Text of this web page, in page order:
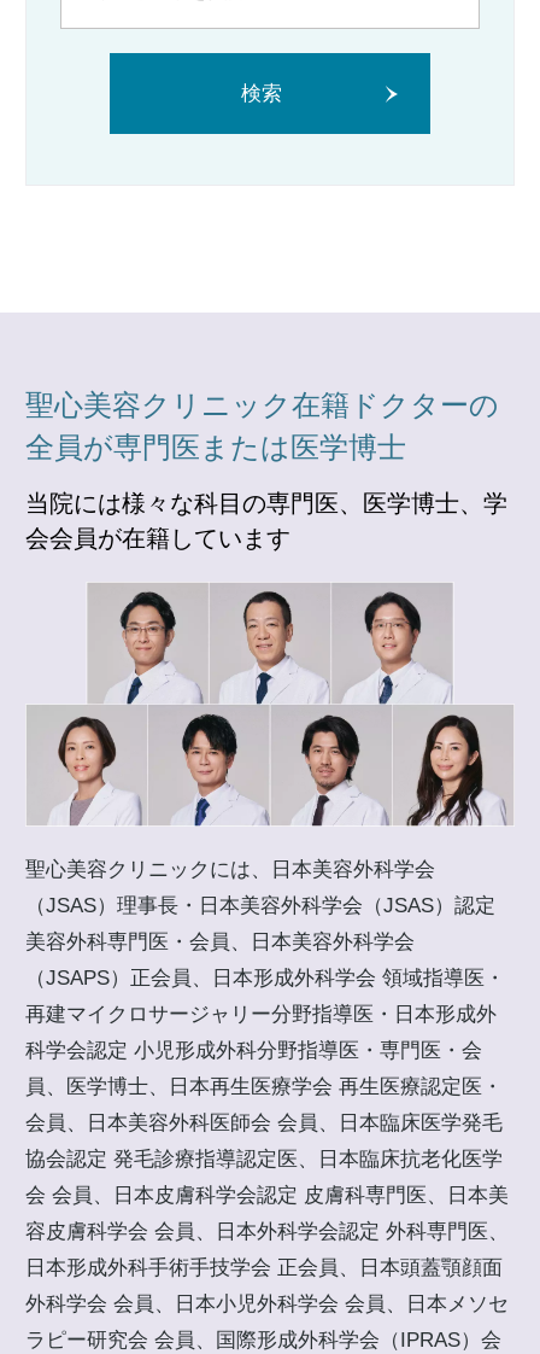
検索
聖心美容クリニック在籍ドクターの
全員が専門医または医学博士
当院には様々な科目の専門医、医学博士、学
会会員が在籍しています
聖心美容クリニックには、日本美容外科学会
（JSAS）理事長・日本美容外科学会（JSAS）認定
美容外科専門医・会員、日本美容外科学会
（JSAPS）正会員、日本形成外科学会 領域指導医・
再建マイクロサージャリー分野指導医・日本形成外
科学会認定 小児形成外科分野指導医・専門医・会
員、医学博士、日本再生医療学会 再生医療認定医・
会員、日本美容外科医師会 会員、日本臨床医学発毛
協会認定 発毛診療指導認定医、日本臨床抗老化医学
会 会員、日本皮膚科学会認定 皮膚科専門医、日本美
容皮膚科学会 会員、日本外科学会認定 外科専門医、
日本形成外科手術手技学会 正会員、日本頭蓋顎顔面
外科学会 会員、日本小児外科学会 会員、日本メソセ
ラピー研究会 会員、国際形成外科学会（IPRAS）会